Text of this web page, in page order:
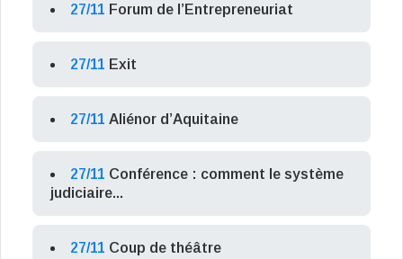
27/11 Forum de l’Entrepreneuriat
27/11 Exit
27/11 Aliénor d’Aquitaine
27/11 Conférence : comment le système
judiciaire...
27/11 Coup de théâtre